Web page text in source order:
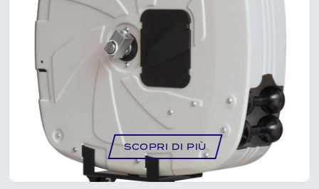
AVVOLGITUBO CHIUSO PER OLIO CON
TUBO (10M) – NA2051
SCOPRI DI PIÙ